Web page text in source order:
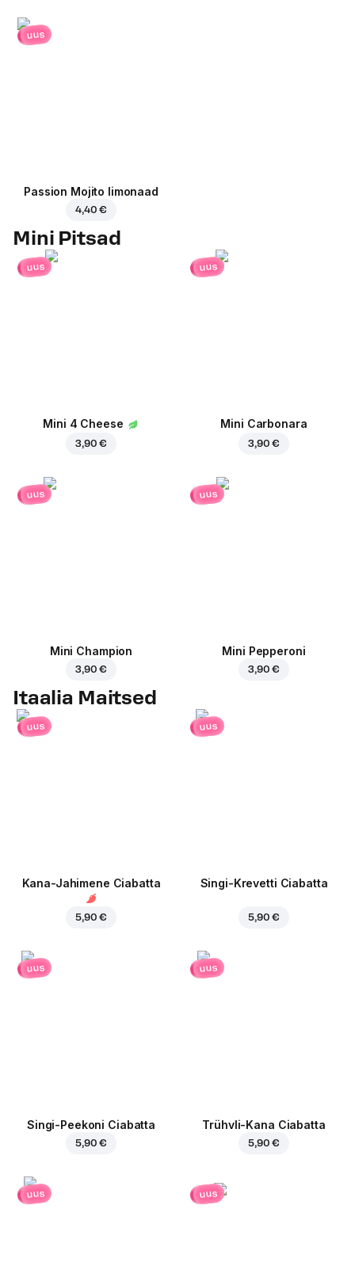
uus
Passion Mojito limonaad
4,40 €
Mini Pitsad
uus
Mini 4 Cheese
3,90 €
uus
Mini Carbonara
3,90 €
uus
Mini Champion
3,90 €
uus
Mini Pepperoni
3,90 €
Itaalia Maitsed
uus
Kana-Jahimene Ciabatta
5,90 €
uus
Singi-Krevetti Ciabatta
5,90 €
uus
Singi-Peekoni Ciabatta
5,90 €
uus
Trühvli-Kana Ciabatta
5,90 €
uus uus